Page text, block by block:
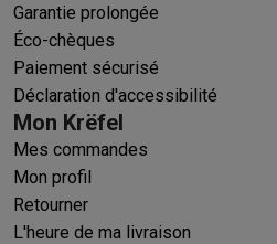
Garantie prolongée
Éco-chèques
Paiement sécurisé
Déclaration d'accessibilité
Mon Krëfel
Mes commandes
Mon profil
Retourner
L'heure de ma livraison